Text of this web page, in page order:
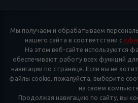
Мы получаем и обрабатываем
нашего сайта в соответствии с
На этом веб-сайте используются
обеспечивают работу всех функций
навигации по странице. Если вы не
файлы cookie, пожалуйста, выберите
на своем
. Продолжая навигацию по сайту, вы